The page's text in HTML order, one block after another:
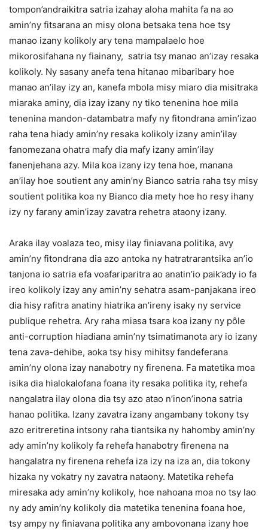
tompon’andraikitra satria izahay aloha mahita fa na ao
amin’ny fitsarana an misy olona betsaka tena hoe tsy
manao izany kolikoly ary tena mampalaelo hoe
mikorosifahana ny fiainany, satria tsy manao an’izay resaka
kolikoly. Ny sasany anefa tena hitanao mibaribary hoe
manao an’ilay izy an, kanefa mbola misy miaro dia misitraka
miaraka aminy, dia izay izany ny tiko tenenina hoe mila
tenenina mandon-datambatra mafy ny fitondrana amin’izao
raha tena hiady amin’ny resaka kolikoly izany amin’ilay
fanomezana ohatra mafy dia mafy izany amin’ilay
fanenjehana azy. Mila koa izany izy tena hoe, manana
an’ilay hoe soutient any amin’ny Bianco satria raha tsy misy
soutient politika koa ny Bianco dia mety hoe ho resy ihany
izy ny farany amin’izay zavatra rehetra ataony izany.
Araka ilay voalaza teo, misy ilay finiavana politika, avy
amin’ny fitondrana dia azo antoka ny hatratrarantsika an’io
tanjona io satria efa voafariparitra ao anatin’io paik’ady io fa
ireo kolikoly izay any amin’ny sehatra asam-panjakana ireo
dia hisy rafitra anatiny hiatrika an’ireny isaky ny service
publique rehetra. Ary raha miasa tsara koa izany ny pôle
anti-corruption hiadiana amin’ny tsimatimanota ary io izany
tena zava-dehibe, aoka tsy hisy mihitsy fandeferana
amin’ny olona izay nanabotry ny firenena. Fa matetika moa
isika dia hialokalofana foana ity resaka politika ity, rehefa
nangalatra ilay olona dia tsy azo atao n’inon’inona satria
hanao politika. Izany zavatra izany angambany tokony tsy
azo eritreretina intsony raha tiantsika ny hahomby amin’ny
ady amin’ny kolikoly fa rehefa hanabotry firenena na
hangalatra ny firenena rehefa iza izy na iza an, dia tokony
hizaka ny vokatry ny zavatra nataony. Matetika rehefa
miresaka ady amin’ny kolikoly, hoe nahoana moa no tsy lao
ny ady amin’ny kolikoly dia matetika tenenina foana hoe,
tsy ampy ny finiavana politika any ambovonana izany hoe